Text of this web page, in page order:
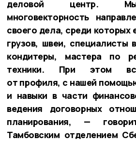
деловой центр.
многовекторность
своего дела, среди которых
грузов, швеи, специалисты
кондитеры, мастера по
техники. При этом
от профиля, с нашей
и навыки в части
ведения договорных
планирования, —
Тамбовским отделением